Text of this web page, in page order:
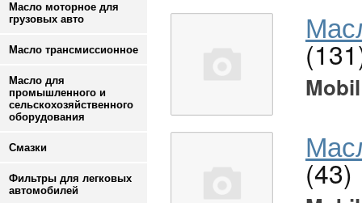
Масло моторное для
грузовых авто
Масло трансмиссионное
Масло для
промышленного и
сельскохозяйственного
оборудования
Смазки
Фильтры для легковых
автомобилей
Mobil
(43)